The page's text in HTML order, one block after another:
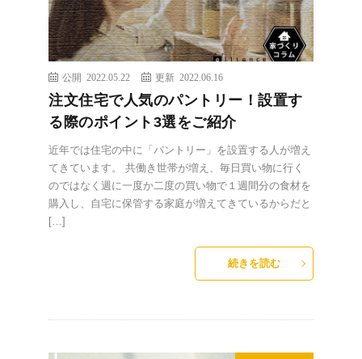
公開 2022.05.22 更新 2022.06.16
注文住宅で人気のパントリー！設置す
る際のポイント3選をご紹介
近年では住宅の中に「パントリー」を設置する人が増え
てきています。 共働き世帯が増え、毎日買い物に行く
のではなく週に一度か二度の買い物で１週間分の食材を
購入し、自宅に保管する家庭が増えてきているからだと
[…]
続きを読む